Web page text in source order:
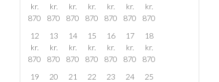
kr.
870
kr.
870
kr.
870
kr.
870
kr.
870
kr.
870
kr.
870
12
kr.
870
13
kr.
870
14
kr.
870
15
kr.
870
16
kr.
870
17
kr.
870
18
kr.
870
19
20
21
22
23
24
25